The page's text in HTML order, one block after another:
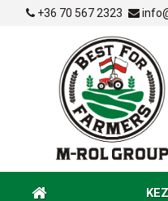
+36 70 567 2323